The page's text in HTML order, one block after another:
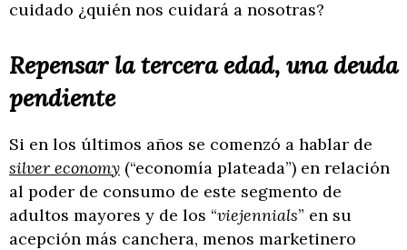
cuidado ¿quién nos cuidará a nosotras?
Repensar la tercera edad, una deuda
pendiente
Si en los últimos años se comenzó a hablar de
silver economy (“economía plateada”) en relación
al poder de consumo de este segmento de
adultos mayores y de los “viejennials” en su
acepción más canchera, menos marketinero